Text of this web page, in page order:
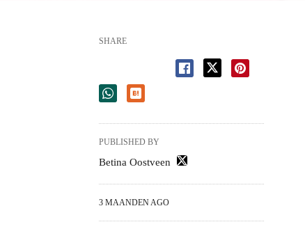
SHARE
PUBLISHED BY
Betina Oostveen
3 MAANDEN AGO